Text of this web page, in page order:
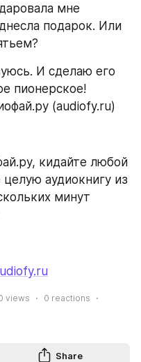
мне
подарок. Или
И сделаю его
пионерское!
(audiofy.ru)
кидайте любой
аудиокнигу из
минут
views 0 reactions
Share